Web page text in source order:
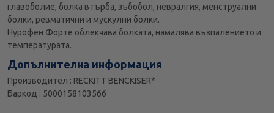
главоболие, болка в гърба, зъбобол, невралгия, менструални
болки, ревматични и мускулни болки.
Нурофен Форте облекчава болката, намалява възпалението и
температурата.
Допълнителна информация
Производител : RECKITT BENCKISER*
Баркод : 5000158103566